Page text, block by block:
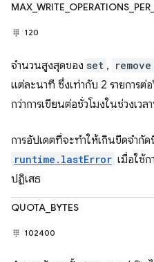
120
จำนวนสูงสุดของ set , remove
แต่ละนาที ซึ่งเท่ากับ 2 รายการต่
กว่าการเขียนต่อชั่วโมงในช่วงเวล
การอัปเดตที่จะทำให้เกินขีดจำกั
runtime.lastError เมื่อใช้
ปฏิเสธ
QUOTA_BYTES
102400